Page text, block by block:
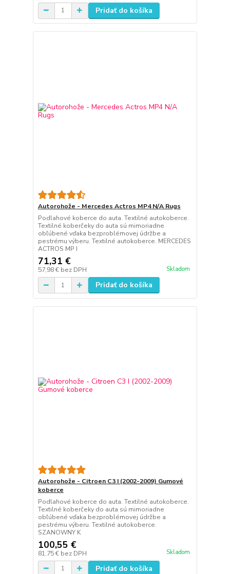
Pridať do košíka
Autorohože - Mercedes Actros MP4 N/A Rugs
Podlahové koberce do auta. Textilné autokoberce.
Textilné koberčeky do auta sú mimoriadne
obľúbené vďaka bezproblémovej údržbe a
pestrému výberu. Textilné autokoberce. MERCEDES
ACTROS MP I
71,31 €
57,98 € bez DPH Skladom
Pridať do košíka
Autorohože - Citroen C3 I (2002-2009) Gumové
koberce
Podlahové koberce do auta. Textilné autokoberce.
Textilné koberčeky do auta sú mimoriadne
obľúbené vďaka bezproblémovej údržbe a
pestrému výberu. Textilné autokoberce.
SZANOWNY K
100,55 €
81,75 € bez DPH Skladom
Pridať do košíka